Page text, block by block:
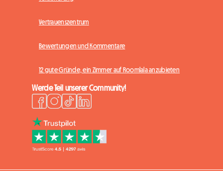
Vertrauenszentrum
Bewertungen und Kommentare
12 gute Gründe, ein Zimmer auf Roomlala anzubieten
Werde Teil unserer Community!